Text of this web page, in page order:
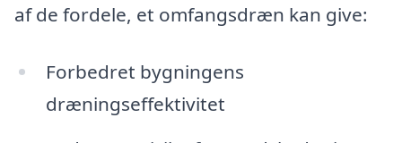
af de fordele, et omfangsdræn kan give:
Forbedret bygningens
dræningseffektivitet